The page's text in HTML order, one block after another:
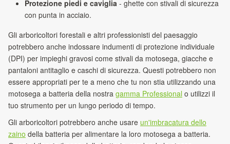
Protezione piedi e caviglia - ghette con stivali di sicurezza
con punta in acciaio.
Gli arboricoltori forestali e altri professionisti del paesaggio
potrebbero anche indossare indumenti di protezione individuale
(DPI) per impieghi gravosi come stivali da motosega, giacche e
pantaloni antitaglio e caschi di sicurezza. Questi potrebbero non
essere appropriati per te a meno che tu non stia utilizzando una
motosega a batteria della nostra gamma Professional o utilizzi il
tuo strumento per un lungo periodo di tempo.
Gli arboricoltori potrebbero anche usare un'imbracatura dello
zaino della batteria per alimentare la loro motosega a batteria.